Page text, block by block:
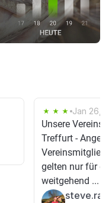
Jan 26,
Unsere
Treffurt - Angeln
gelten nur für
weitgehend ...